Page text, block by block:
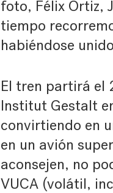
foto, Félix Ortiz,
tiempo
habiéndose
El tren partirá el
Institut Gestalt
convirtiendo en
en un avión
aconsejen, no
VUCA (volátil,